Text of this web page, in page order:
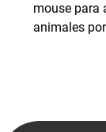
mouse para
animales